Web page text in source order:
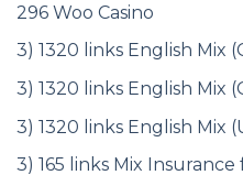
296 Woo Casino
3) 1320 links English Mix
3) 1320 links English Mix
3) 1320 links English Mix
3) 165 links Mix